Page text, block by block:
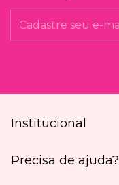
Institucional
Precisa de ajuda?